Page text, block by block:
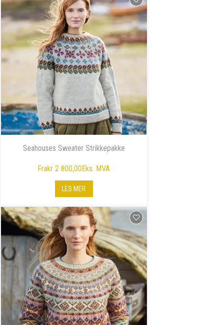
Seahouses Sweater Strikkepakke
Frakr 2 800,00Eks. MVA
LES MER